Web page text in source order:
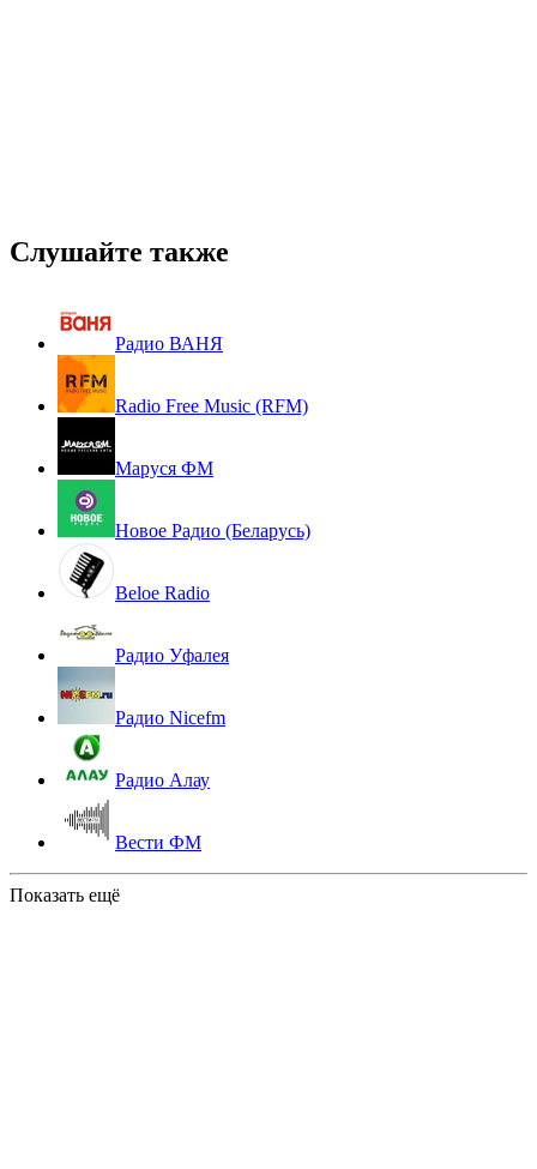
Слушайте также
Радио ВАНЯ
Radio Free Music (RFM)
Маруся ФМ
Новое Радио (Беларусь)
Beloe Radio
Радио Уфалея
Радио Nicefm
Радио Алау
Вести ФМ
Показать ещё